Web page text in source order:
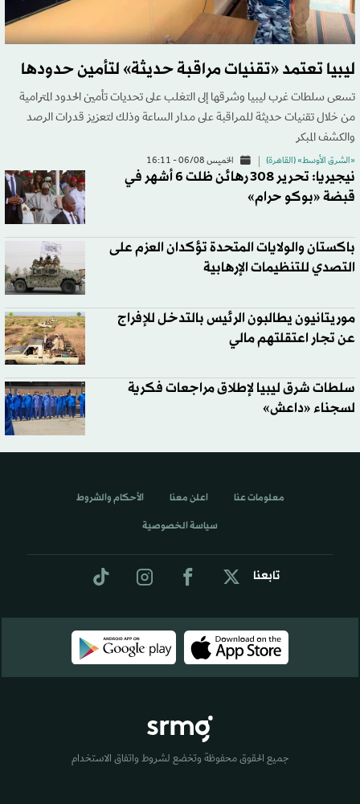
ليبيا تعتمد «تقنيات مراقبة حديثة» لتأمين حدودها
تسعى سلطات غرب ليبيا وشرقها إلى التغلب على تحديات تأمين الحدود المترامية
من خلال تقنيات حديثة للمراقبة على مدار الساعة وذلك لتعزيز قدرات الرصد
والكشف المبكر
«الشرق الأوسط» (القاهرة) الخميس 06/08 - 16:11
نيجيريا: تحرير 308 رهائن ظلت 6 أشهر في
قبضة «بوكو حرام»
باكستان والولايات المتحدة تؤكدان العزم على
التصدي للتنظيمات الإرهابية
موريتانيون يطالبون الرئيس بالتدخل للإفراج
عن تجار اعتقلتهم مالي
سلطات شرق ليبيا لإطلاق مراجعات فكرية
لسجناء «داعش»
تابعنا
معلومات عنا اعلن معنا الأحكام والشروط
سياسة الخصوصية
جميع الحقوق محفوظة وتخضع لشروط واتفاق الاستخدام